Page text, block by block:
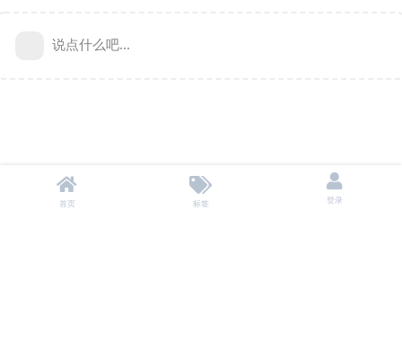
说点什么吧...
首页 标签 登录